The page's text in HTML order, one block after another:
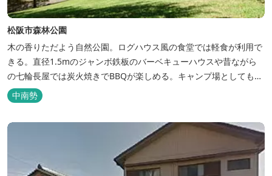
松阪市森林公園
木の香りただよう自然公園。ログハウス風の食堂では軽食が利用で
きる。直径1.5mのジャンボ鉄板のバーベキューハウスや昔ながら
の七輪長屋では炭火焼きでBBQが楽しめる。キャンプ場としても人
気で、週末は多くのキャンパーでにぎわっている。バンガローや5
タイプのテントサイトがある。展望台からは市街が一望できる。ま
中南勢